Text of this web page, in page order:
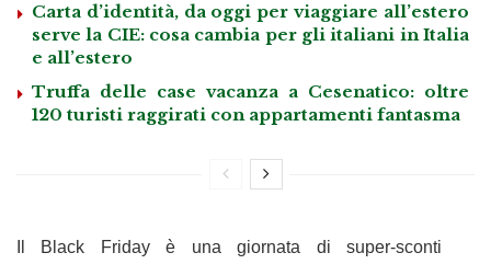
Carta d’identità, da oggi per viaggiare all’estero
serve la CIE: cosa cambia per gli italiani in Italia
e all’estero
Truffa delle case vacanza a Cesenatico: oltre
120 turisti raggirati con appartamenti fantasma
Il Black Friday è una giornata di super-sconti